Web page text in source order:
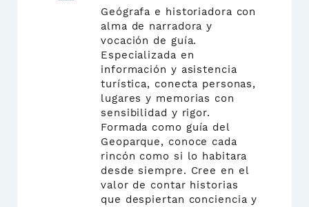
Geógrafa e historiadora con
alma de narradora y
vocación de guía.
Especializada en
información y asistencia
turística, conecta personas,
lugares y memorias con
sensibilidad y rigor.
Formada como guía del
Geoparque, conoce cada
rincón como si lo habitara
desde siempre. Cree en el
valor de contar historias
que despiertan conciencia y